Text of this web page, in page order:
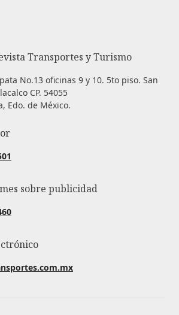
Transportes y Turismo
No.13 oficinas 9 y 10. 5to piso. San
CP. 54055
Edo. de México.
sobre publicidad